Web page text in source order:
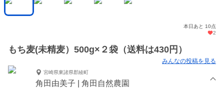
本日あと 10点
2
もち麦(未精麦）500g×２袋（送料は430円）
みんなの投稿を見る
宮崎県東諸県郡綾町
角田由美子 | 角田自然農園